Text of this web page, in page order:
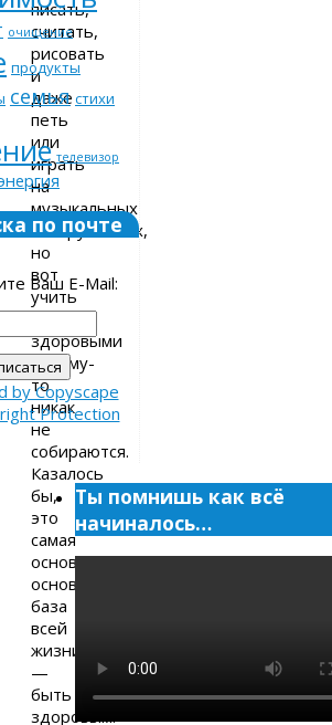
писать,
считать,
рисовать
и
даже
петь
или
играть
на
музыкальных
инструментах,
но
вот
учить
быть
здоровыми
почему-
то
никак
не
собираются.
Казалось
бы,
это
самая
основа
основ,
база
всей
жизни
—
быть
здоровым.
очищение
продукты
семья стихи
телевизор
по почте
Ваш E-Mail:
Ты помнишь как всё
начиналось…